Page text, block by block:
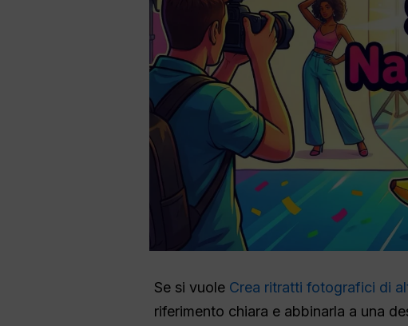
Se si vuole Crea ritratti fotografici di
riferimento chiara e abbinarla a una